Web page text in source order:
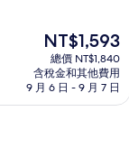
現
在
價
格
為
NT$1,593
總價 NT$1,840
含稅金和其他費用
9 月 6 日 - 9 月 7 日